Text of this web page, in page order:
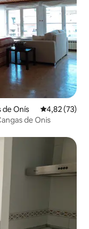
de Onís Évaluation
4,82 (73)
de Onis